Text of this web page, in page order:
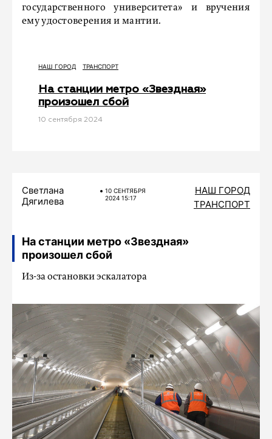
государственного университета» и вручения
ему удостоверения и мантии.
НАШ ГОРОД ТРАНСПОРТ
На станции метро «Звездная»
произошел сбой
10 сентября 2024
Светлана
Дягилева
10 СЕНТЯБРЯ
2024 15:17
НАШ ГОРОД
ТРАНСПОРТ
На станции метро «Звездная»
произошел сбой
Из-за остановки эскалатора